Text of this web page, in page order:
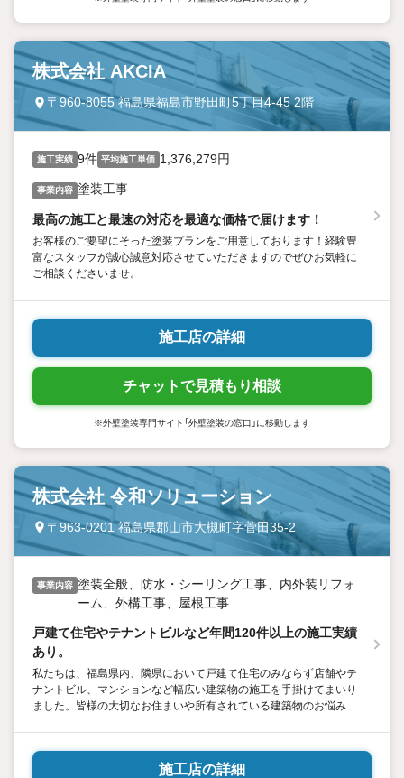
株式会社 AKCIA
〒960-8055 福島県福島市野田町5丁目4-45 2階
施工実績 9件 平均施工単価 1,376,279円
事業内容 塗装工事
最高の施工と最速の対応を最適な価格で届けます！
お客様のご要望にそった塗装プランをご用意しております！経験豊
富なスタッフが誠心誠意対応させていただきますのでぜひお気軽に
ご相談くださいませ。
施工店の詳細
チャットで見積もり相談
※外壁塗装専門サイト「外壁塗装の窓口」に移動します
株式会社 令和ソリューション
〒963-0201 福島県郡山市大槻町字菅田35-2
事業内容 塗装全般、防水・シーリング工事、内外装リフォ
ーム、外構工事、屋根工事
戸建て住宅やテナントビルなど年間120件以上の施工実績
あり。
私たちは、福島県内、隣県において戸建て住宅のみならず店舗やテ
ナントビル、マンションなど幅広い建築物の施工を手掛けてまいり
ました。皆様の大切なお住まいや所有されている建築物のお悩みを
施工店の詳細